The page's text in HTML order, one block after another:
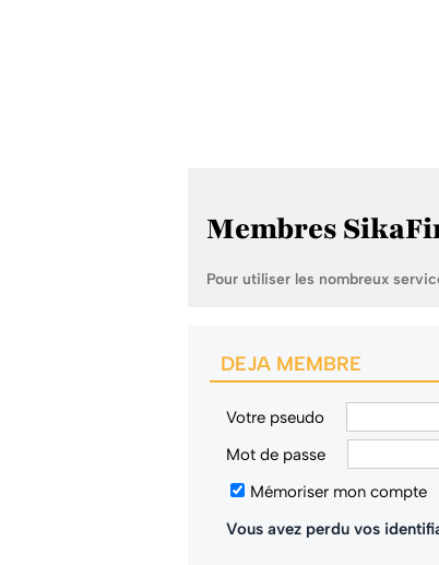
Membres
Pour utiliser les nombreux
DEJA MEMBRE
Votre pseudo
Mot de passe
Mémoriser mon compte
Vous avez perdu vos